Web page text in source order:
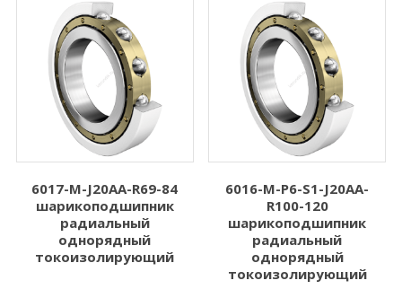
6017-M-J20AA-R69-84
шарикоподшипник
радиальный
однорядный
токоизолирующий
6016-M-P6-S1-J20AA-
R100-120
шарикоподшипник
радиальный
однорядный
токоизолирующий